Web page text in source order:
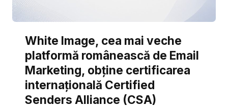
White Image, cea mai veche
platformă românească de Email
Marketing, obține certificarea
internațională Certified
Senders Alliance (CSA)